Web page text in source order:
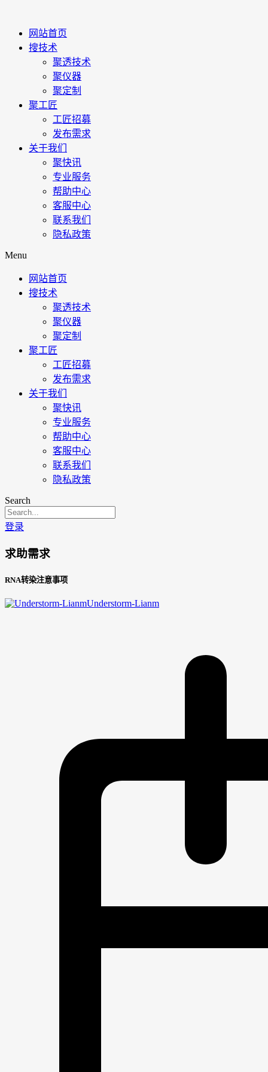
网站首页
搜技术
聚透技术
聚仪器
聚定制
聚工匠
工匠招募
发布需求
关于我们
聚快讯
专业服务
帮助中心
客服中心
联系我们
隐私政策
Menu
网站首页
搜技术
聚透技术
聚仪器
聚定制
聚工匠
工匠招募
发布需求
关于我们
聚快讯
专业服务
帮助中心
客服中心
联系我们
隐私政策
Search
登录
求助需求
RNA转染注意事项
Understorm-Lianm